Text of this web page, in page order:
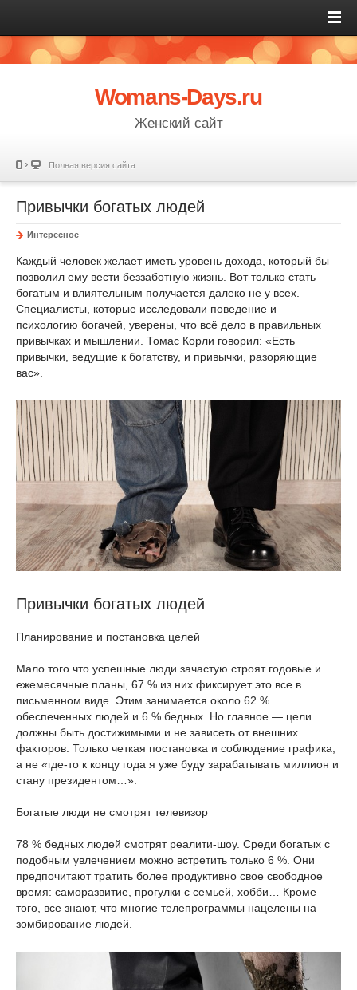
Womans-Days.ru
Женский сайт
Полная версия сайта
Привычки богатых людей
Интересное
Каждый человек желает иметь уровень дохода, который бы
позволил ему вести беззаботную жизнь. Вот только стать
богатым и влиятельным получается далеко не у всех.
Специалисты, которые исследовали поведение и
психологию богачей, уверены, что всё дело в правильных
привычках и мышлении. Томас Корли говорил: «Есть
привычки, ведущие к богатству, и привычки, разоряющие
вас».
Привычки богатых людей
Планирование и постановка целей
Мало того что успешные люди зачастую строят годовые и
ежемесячные планы, 67 % из них фиксирует это все в
письменном виде. Этим занимается около 62 %
обеспеченных людей и 6 % бедных. Но главное — цели
должны быть достижимыми и не зависеть от внешних
факторов. Только четкая постановка и соблюдение графика,
а не «где-то к концу года я уже буду зарабатывать миллион и
стану президентом…».
Богатые люди не смотрят телевизор
78 % бедных людей смотрят реалити-шоу. Среди богатых с
подобным увлечением можно встретить только 6 %. Они
предпочитают тратить более продуктивно свое свободное
время: саморазвитие, прогулки с семьей, хобби… Кроме
того, все знают, что многие телепрограммы нацелены на
зомбирование людей.